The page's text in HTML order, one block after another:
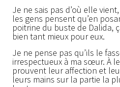
Je ne sais pas d’où elle
les gens pensent qu’en
poitrine du buste de Dalida,
bien tant mieux pour eux.
Je ne pense pas qu’ils le
irrespectueux à ma sœur. À
prouvent leur affection et
leurs mains sur la partie la